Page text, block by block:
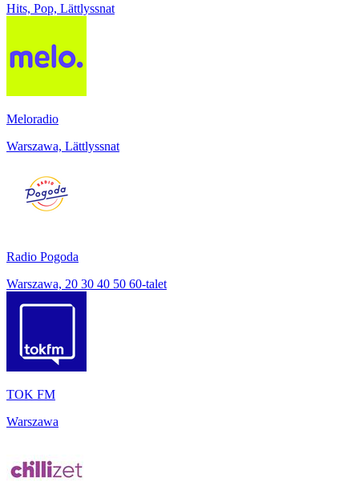
Hits, Pop, Lättlyssnat
Meloradio
Warszawa, Lättlyssnat
Radio Pogoda
Warszawa, 20 30 40 50 60-talet
TOK FM
Warszawa